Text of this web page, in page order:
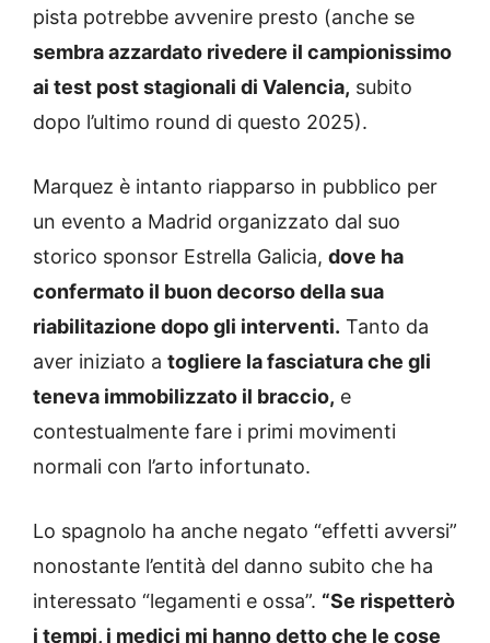
pista potrebbe avvenire presto (anche se
sembra azzardato rivedere il campionissimo
ai test post stagionali di Valencia, subito
dopo l’ultimo round di questo 2025).
Marquez è intanto riapparso in pubblico per
un evento a Madrid organizzato dal suo
storico sponsor Estrella Galicia, dove ha
confermato il buon decorso della sua
riabilitazione dopo gli interventi. Tanto da
aver iniziato a togliere la fasciatura che gli
teneva immobilizzato il braccio, e
contestualmente fare i primi movimenti
normali con l’arto infortunato.
Lo spagnolo ha anche negato “effetti avversi”
nonostante l’entità del danno subito che ha
interessato “legamenti e ossa”. “Se rispetterò
i tempi, i medici mi hanno detto che le cose